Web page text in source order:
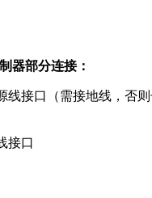
器部分连接：
线接口（需接地线，否
接口